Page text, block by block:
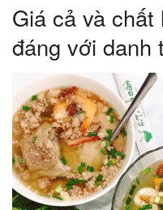
Giá cả và
đáng với danh